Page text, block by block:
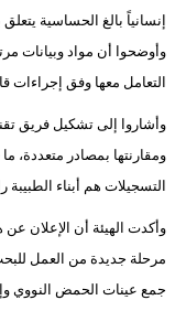
إنسانياً بالغ الحساسية
وأوضحوا أن مواد وبيانات
التعامل معها وفق إجراءات
وأشاروا إلى تشكيل فريق
ومقارنتها بمصادر متعددة،
التسجيلات هم أبناء الطبيبة
وأكدت الهيئة أن الإعلان عن
مرحلة جديدة من العمل
جمع عينات الحمض النووي